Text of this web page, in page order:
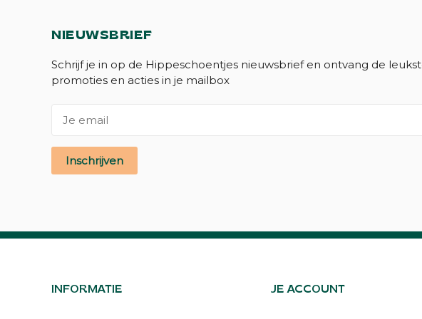
NIEUWSBRIEF
Schrijf je in op de Hippeschoentjes nieuwsbrief en ontvang de
promoties en acties in je mailbox
Inschrijven
INFORMATIE JE ACCOUNT